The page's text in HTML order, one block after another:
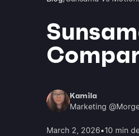
Kamila
Marketing
March 2, 2026•10 min